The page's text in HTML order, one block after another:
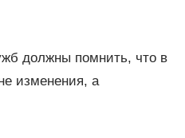
должны помнить, что в
изменения, а